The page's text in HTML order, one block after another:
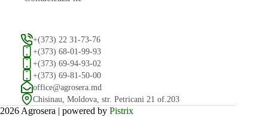
+(373) 22 31-73-76
+(373) 68-01-99-93
+(373) 69-94-93-02
+(373) 69-81-50-00
office@agrosera.md
Chisinau, Moldova, str. Petricani 21 of.203
2026 Agrosera | powered by Pistrix